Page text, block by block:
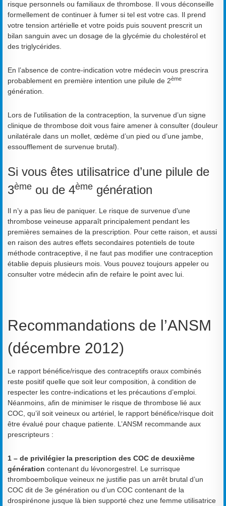
risque personnels ou familiaux de thrombose. Il vous déconseille
formellement de continuer à fumer si tel est votre cas. Il prend
votre tension artérielle et votre poids puis souvent prescrit un
bilan sanguin avec un dosage de la glycémie du cholestérol et
des triglycérides.
En l’absence de contre-indication votre médecin vous prescrira
probablement en première intention une pilule de 2ème
génération.
Lors de l'utilisation de la contraception, la survenue d’un signe
clinique de thrombose doit vous faire amener à consulter (douleur
unilatérale dans un mollet, œdème d’un pied ou d’une jambe,
essoufflement de survenue brutal).
Si vous êtes utilisatrice d’une pilule de
3ème ou de 4ème génération
Il n’y a pas lieu de paniquer. Le risque de survenue d'une
thrombose veineuse apparaît principalement pendant les
premières semaines de la prescription. Pour cette raison, et aussi
en raison des autres effets secondaires potentiels de toute
méthode contraceptive, il ne faut pas modifier une contraception
établie depuis plusieurs mois. Vous pouvez toujours appeler ou
consulter votre médecin afin de refaire le point avec lui.
Recommandations de l’ANSM
(décembre 2012)
Le rapport bénéfice/risque des contraceptifs oraux combinés
reste positif quelle que soit leur composition, à condition de
respecter les contre-indications et les précautions d’emploi.
Néanmoins, afin de minimiser le risque de thrombose lié aux
COC, qu’il soit veineux ou artériel, le rapport bénéfice/risque doit
être évalué pour chaque patiente. L’ANSM recommande aux
prescripteurs :
1 – de privilégier la prescription des COC de deuxième
génération contenant du lévonorgestrel. Le surrisque
thromboembolique veineux ne justifie pas un arrêt brutal d’un
COC dit de 3e génération ou d’un COC contenant de la
drospirénone jusque là bien supporté chez une femme utilisatrice